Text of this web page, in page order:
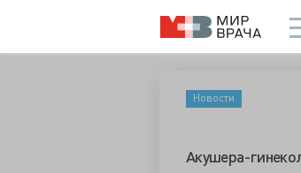
Новости
Акушера-